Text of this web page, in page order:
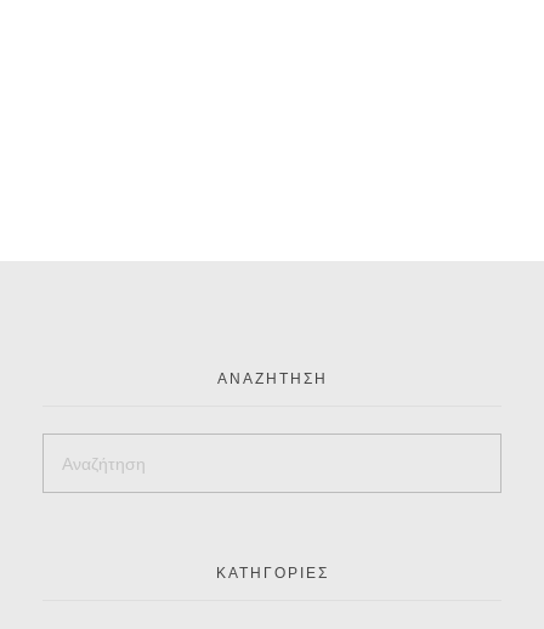
ΑΝΑΖΉΤΗΣΗ
ΚΑΤΗΓΟΡΊΕΣ